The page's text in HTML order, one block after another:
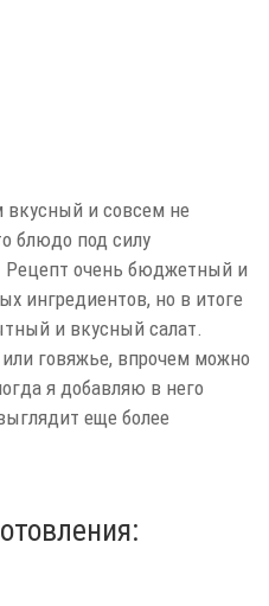
вкусный и совсем не
блюдо под силу
Рецепт очень бюджетный и
ингредиентов, но в итоге
и вкусный салат.
говяжье, впрочем можно
я добавляю в него
еще более